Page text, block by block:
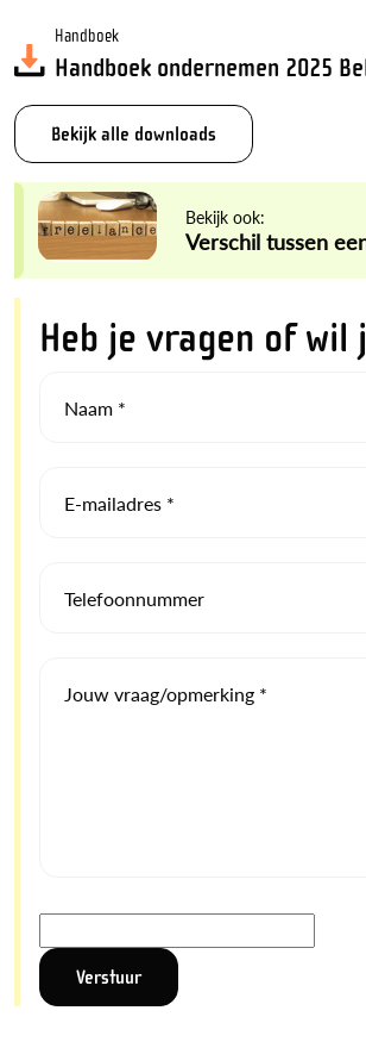
Handboek
Handboek ondernemen 2025
Bekijk alle downloads
Bekijk ook:
Verschil tussen
Heb je vragen of
Naam *
E-mailadres *
Telefoonnummer
Jouw vraag/opmerking *